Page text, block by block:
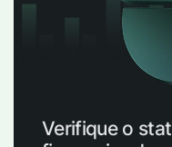
Verifique o